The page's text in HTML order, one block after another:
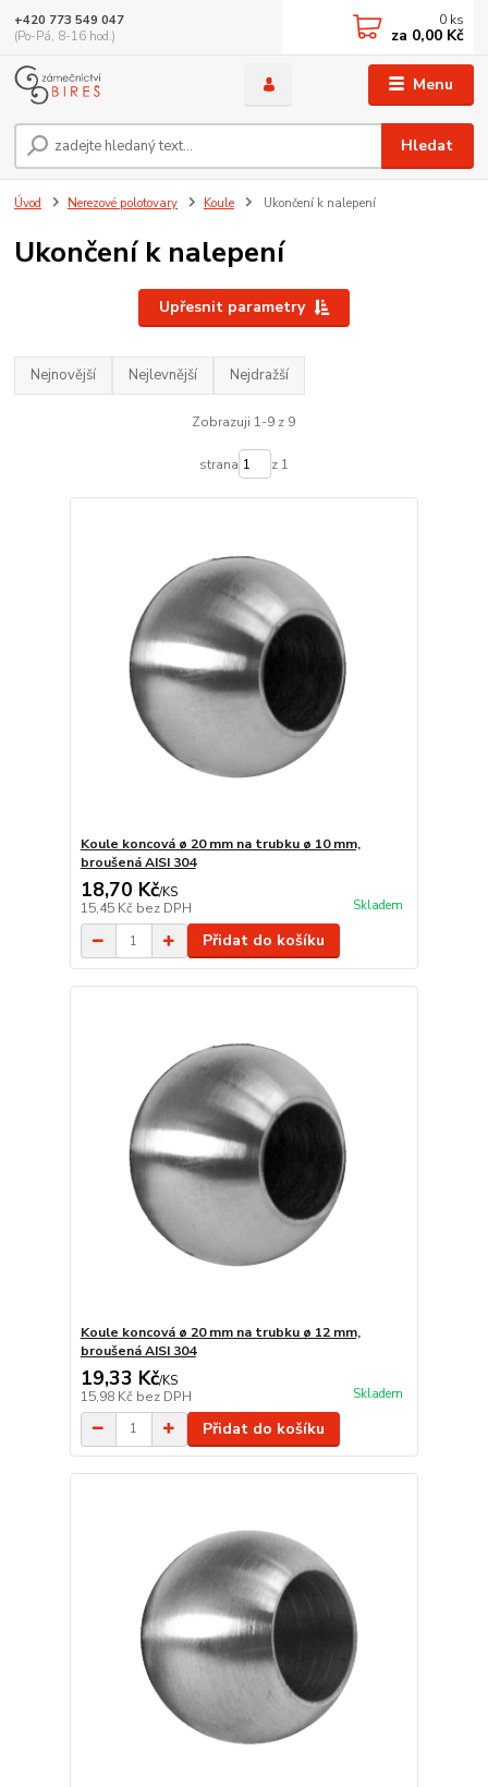
Menu
Hledat
+420 773 549 047
(Po-Pá, 8-16 hod.)
0 ks
za 0,00 Kč
Úvod Nerezové polotovary Koule Ukončení k nalepení
Ukončení k nalepení
Upřesnit parametry
Nejnovější Nejlevnější Nejdražší
Zobrazuji 1-9 z 9
strana z 1
Koule koncová ø 20 mm na trubku ø 10 mm,
broušená AISI 304
18,70 Kč/KS
15,45 Kč bez DPH Skladem
Přidat do košíku
Koule koncová ø 20 mm na trubku ø 12 mm,
broušená AISI 304
19,33 Kč/KS
15,98 Kč bez DPH Skladem
Přidat do košíku